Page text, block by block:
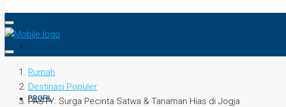
PROFIL
Rumah
Destinasi Populer
PASTY: Surga Pecinta Satwa & Tanaman Hias di Jogja